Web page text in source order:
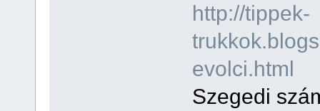
http://tippek-
evolci.html
Szegedi